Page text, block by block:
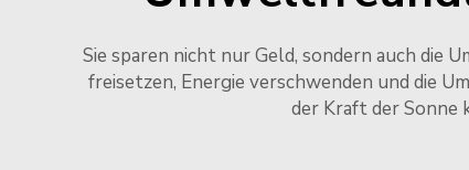
Sie sparen nicht nur Geld, sondern auch die
freisetzen, Energie verschwenden und die
der Kraft der Sonne